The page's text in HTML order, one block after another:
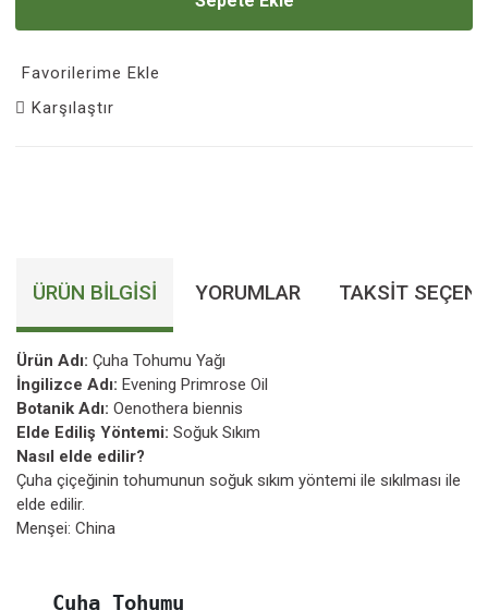
Favorilerime Ekle
Karşılaştır
ÜRÜN BILGISI YORUMLAR TAKSIT
Ürün Adı: Çuha Tohumu Yağı
İngilizce Adı: Evening Primrose Oil
Botanik Adı: Oenothera biennis
Elde Ediliş Yöntemi: Soğuk Sıkım
Nasıl elde edilir?
Çuha çiçeğinin tohumunun soğuk sıkım yöntemi ile sıkılması ile
elde edilir.
Menşei: China
   Çuha Tohumu